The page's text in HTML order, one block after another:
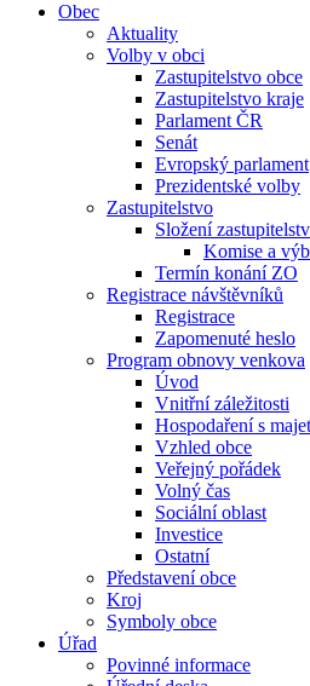
Obec
Aktuality
Volby v obci
Zastupitelstvo obce
Zastupitelstvo kraje
Parlament ČR
Senát
Evropský parlament
Prezidentské volby
Zastupitelstvo
Složení
Komise a
Termín konání ZO
Registrace návštěvníků
Registrace
Zapomenuté heslo
Program obnovy venkova
Úvod
Vnitřní záležitosti
Hospodaření s
Vzhled obce
Veřejný pořádek
Volný čas
Sociální oblast
Investice
Ostatní
Představení obce
Kroj
Symboly obce
Úřad
Povinné informace